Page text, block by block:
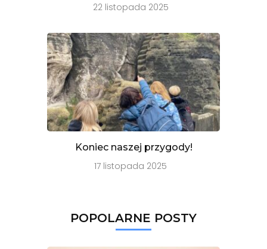
22 listopada 2025
Koniec naszej przygody!
17 listopada 2025
POPOLARNE POSTY